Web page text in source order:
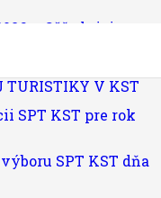
v Oščadnici
TURISTIKY V KST
SPT KST pre rok
SPT KST dňa